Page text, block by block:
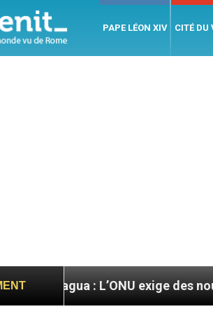
PAPE LÉON XIV CITÉ DU
: L’ONU exige des nouvelles de